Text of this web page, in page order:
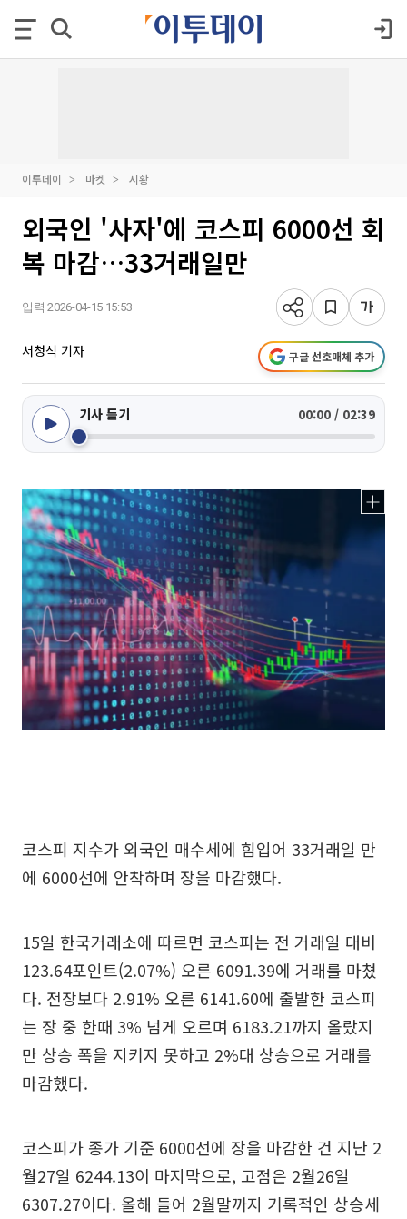
이투데이 마켓 시황
외국인 '사자'에 코스피 6000선 회
복 마감…33거래일만
입력 2026-04-15 15:53
서청석 기자 구글 선호매체 추가
기사 듣기 00:00 / 02:39
코스피 지수가 외국인 매수세에 힘입어 33거래일 만
에 6000선에 안착하며 장을 마감했다.
15일 한국거래소에 따르면 코스피는 전 거래일 대비
123.64포인트(2.07%) 오른 6091.39에 거래를 마쳤
다. 전장보다 2.91% 오른 6141.60에 출발한 코스피
는 장 중 한때 3% 넘게 오르며 6183.21까지 올랐지
만 상승 폭을 지키지 못하고 2%대 상승으로 거래를
마감했다.
코스피가 종가 기준 6000선에 장을 마감한 건 지난 2
월27일 6244.13이 마지막으로, 고점은 2월26일
6307.27이다. 올해 들어 2월말까지 기록적인 상승세